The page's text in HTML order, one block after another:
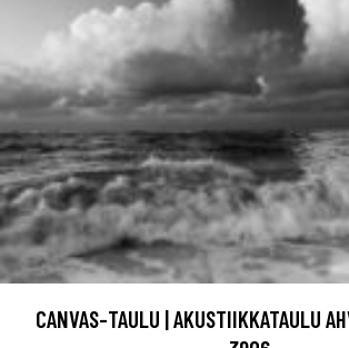
CANVAS-TAULU | AKUSTIIKKATAULU